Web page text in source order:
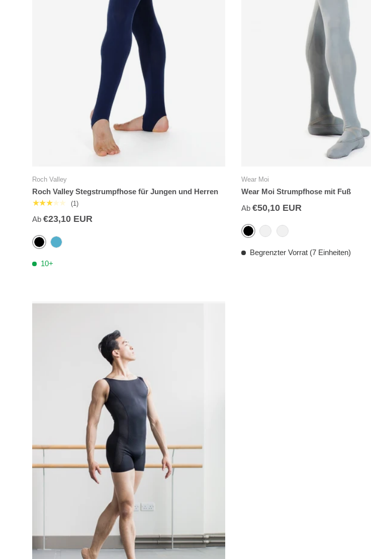
Roch Valley
Roch Valley Stegstrumpfhose für Jungen und Herren
★★★★★ (1)
Ab €23,10 EUR
SchwarzMarine
10+
Wear Moi
Wear Moi Strumpfhose mit Fuß
Ab €50,10 EUR
Schwarz
GrauWeiß
Begrenzter Vorrat (7 Einheiten)